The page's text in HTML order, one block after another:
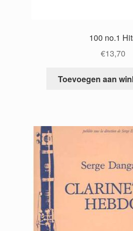
100 no.1
€13,70
Toevoegen aan